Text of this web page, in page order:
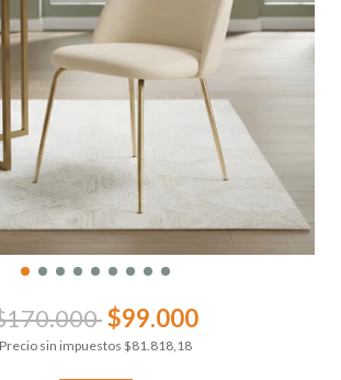
$99.000
Precio sin impuestos $81.818,18